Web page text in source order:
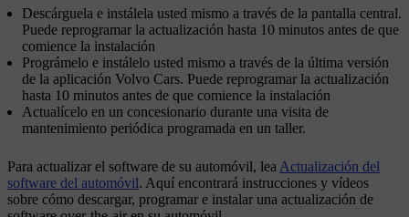
Descárguela e instálela usted mismo a través de la pantalla central.
Puede reprogramar la actualización hasta 10 minutos antes de que
comience la instalación
Prográmelo e instálelo usted mismo a través de la última versión
de la aplicación Volvo Cars. Puede reprogramar la actualización
hasta 10 minutos antes de que comience la instalación
Actualícelo en un concesionario durante una visita de
mantenimiento periódica programada en un taller.
Para actualizar el software de su automóvil, lea Actualización del
software del automóvil. Aquí encontrará instrucciones y vídeos
sobre cómo descargar, programar e instalar una actualización de